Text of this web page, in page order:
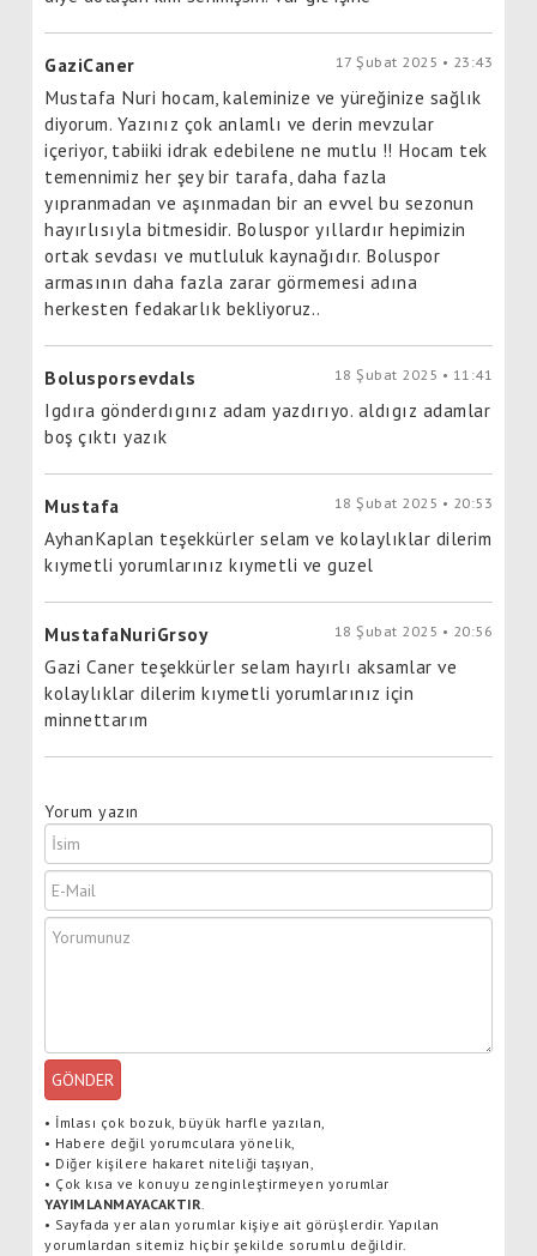
GaziCaner 17 Şubat 2025 • 23:43
Mustafa Nuri hocam, kaleminize ve yüreğinize sağlık
diyorum. Yazınız çok anlamlı ve derin mevzular
içeriyor, tabiiki idrak edebilene ne mutlu !! Hocam tek
temennimiz her şey bir tarafa, daha fazla
yıpranmadan ve aşınmadan bir an evvel bu sezonun
hayırlısıyla bitmesidir. Boluspor yıllardır hepimizin
ortak sevdası ve mutluluk kaynağıdır. Boluspor
armasının daha fazla zarar görmemesi adına
herkesten fedakarlık bekliyoruz..
Bolusporsevdals 18 Şubat 2025 • 11:41
Igdıra gönderdıgınız adam yazdırıyo. aldıgız adamlar
boş çıktı yazık
Mustafa 18 Şubat 2025 • 20:53
AyhanKaplan teşekkürler selam ve kolaylıklar dilerim
kıymetli yorumlarınız kıymetli ve guzel
MustafaNuriGrsoy 18 Şubat 2025 • 20:56
Gazi Caner teşekkürler selam hayırlı aksamlar ve
kolaylıklar dilerim kıymetli yorumlarınız için
minnettarım
Yorum yazın
GÖNDER
• İmlası çok bozuk, büyük harfle yazılan,
• Habere değil yorumculara yönelik,
• Diğer kişilere hakaret niteliği taşıyan,
• Çok kısa ve konuyu zenginleştirmeyen yorumlar
YAYIMLANMAYACAKTIR
• Sayfada yer alan yorumlar kişiye ait görüşlerdir. Yapılan
yorumlardan sitemiz hiçbir şekilde sorumlu değildir.